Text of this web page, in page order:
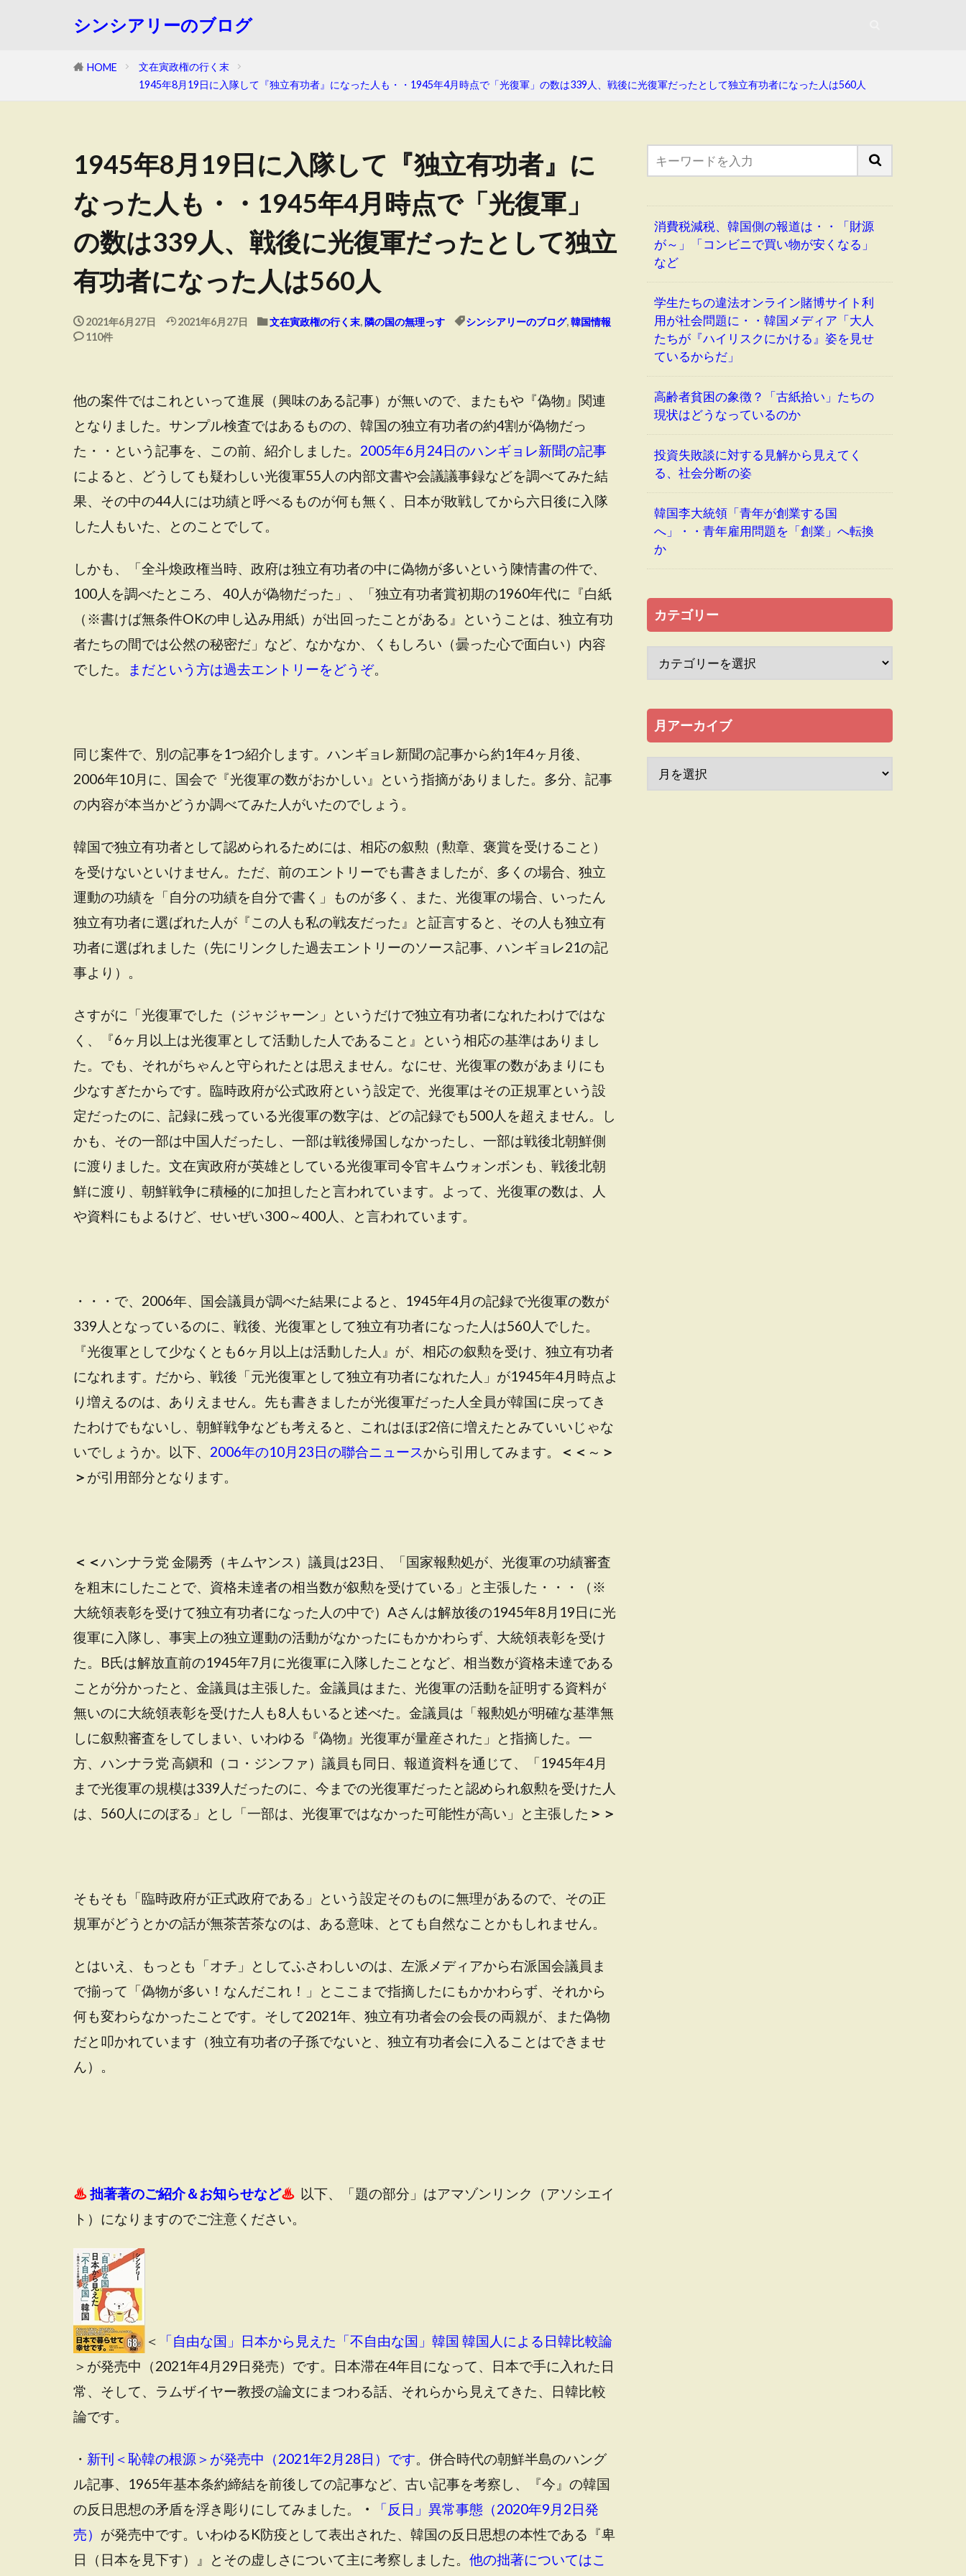
シンシアリーのブログ
HOME
文在寅政権の行く末
1945年8月19日に入隊して『独立有功者』になった人も・・1945年4月時点で「光復軍」の数は339人、戦後に光復軍だったとして独立有功者になった人は560人
1945年8月19日に入隊して『独立有功者』に
なった人も・・1945年4月時点で「光復軍」
の数は339人、戦後に光復軍だったとして独立
有功者になった人は560人
2021年6月27日 2021年6月27日 文在寅政権の行く末,隣の国の無理っす シンシアリーのブログ,韓国情報
110件
他の案件ではこれといって進展（興味のある記事）が無いので、またもや『偽物』関連
となりました。サンプル検査ではあるものの、韓国の独立有功者の約4割が偽物だっ
た・・という記事を、この前、紹介しました。 2005年6月24日のハンギョレ新聞の記事
によると、どうしても疑わしい光復軍55人の内部文書や会議議事録などを調べてみた結
果、その中の44人には功績と呼べるものが何も無く、日本が敗戦してから六日後に入隊
した人もいた、とのことでして。
しかも、「全斗煥政権当時、政府は独立有功者の中に偽物が多いという陳情書の件で、
100人を調べたところ、 40人が偽物だった」、「独立有功者賞初期の1960年代に『白紙
（※書けば無条件OKの申し込み用紙）が出回ったことがある』ということは、独立有功
者たちの間では公然の秘密だ」など、なかなか、くもしろい（曇った心で面白い）内容
でした。
まだという方は過去エントリーをどうぞ。
同じ案件で、別の記事を1つ紹介します。ハンギョレ新聞の記事から約1年4ヶ月後、
2006年10月に、国会で『光復軍の数がおかしい』という指摘がありました。多分、記事
の内容が本当かどうか調べてみた人がいたのでしょう。
韓国で独立有功者として認められるためには、相応の叙勲（勲章、褒賞を受けること）
を受けないといけません。ただ、前のエントリーでも書きましたが、多くの場合、独立
運動の功績を「自分の功績を自分で書く」ものが多く、また、光復軍の場合、いったん
独立有功者に選ばれた人が『この人も私の戦友だった』と証言すると、その人も独立有
功者に選ばれました（先にリンクした過去エントリーのソース記事、ハンギョレ21の記
事より）。
さすがに「光復軍でした（ジャジャーン」というだけで独立有功者になれたわけではな
く、『6ヶ月以上は光復軍として活動した人であること』という相応の基準はありまし
た。でも、それがちゃんと守られたとは思えません。なにせ、光復軍の数があまりにも
少なすぎたからです。臨時政府が公式政府という設定で、光復軍はその正規軍という設
定だったのに、記録に残っている光復軍の数字は、どの記録でも500人を超えません。し
かも、その一部は中国人だったし、一部は戦後帰国しなかったし、一部は戦後北朝鮮側
に渡りました。文在寅政府が英雄としている光復軍司令官キムウォンボンも、戦後北朝
鮮に渡り、朝鮮戦争に積極的に加担したと言われています。よって、光復軍の数は、人
や資料にもよるけど、せいぜい300～400人、と言われています。
・・・で、2006年、国会議員が調べた結果によると、1945年4月の記録で光復軍の数が
339人となっているのに、戦後、光復軍として独立有功者になった人は560人でした。
『光復軍として少なくとも6ヶ月以上は活動した人』が、相応の叙勲を受け、独立有功者
になれます。だから、戦後「元光復軍として独立有功者になれた人」が1945年4月時点よ
り増えるのは、ありえません。先も書きましたが光復軍だった人全員が韓国に戻ってき
たわけでもないし、朝鮮戦争なども考えると、これはほぼ2倍に増えたとみていいじゃな
いでしょうか。以下、 2006年の10月23日の聯合ニュースから引用してみます。 ＜＜ ～ ＞
＞ が引用部分となります。
＜＜ハンナラ党 金陽秀（キムヤンス）議員は23日、「国家報勲処が、光復軍の功績審査
を粗末にしたことで、資格未達者の相当数が叙勲を受けている」と主張した・・・（※
大統領表彰を受けて独立有功者になった人の中で）Aさんは解放後の1945年8月19日に光
復軍に入隊し、事実上の独立運動の活動がなかったにもかかわらず、大統領表彰を受け
た。B氏は解放直前の1945年7月に光復軍に入隊したことなど、相当数が資格未達である
ことが分かったと、金議員は主張した。金議員はまた、光復軍の活動を証明する資料が
無いのに大統領表彰を受けた人も8人もいると述べた。金議員は「報勲処が明確な基準無
しに叙勲審査をしてしまい、いわゆる『偽物』光復軍が量産された」と指摘した。一
方、ハンナラ党 高鎭和（コ・ジンファ）議員も同日、報道資料を通じて、「1945年4月
まで光復軍の規模は339人だったのに、今までの光復軍だったと認められ叙勲を受けた人
は、560人にのぼる」とし「一部は、光復軍ではなかった可能性が高い」と主張した ＞＞
そもそも「臨時政府が正式政府である」という設定そのものに無理があるので、その正
規軍がどうとかの話が無茶苦茶なのは、ある意味、とても自然なことかもしれません。
とはいえ、もっとも「オチ」としてふさわしいのは、左派メディアから右派国会議員ま
で揃って「偽物が多い！なんだこれ！」とここまで指摘したにもかかわらず、それから
何も変わらなかったことです。そして2021年、独立有功者会の会長の両親が、また偽物
だと叩かれています（独立有功者の子孫でないと、独立有功者会に入ることはできませ
ん）。
♨拙著著のご紹介＆お知らせなど♨ 以下、「題の部分」はアマゾンリンク（アソシエイ
ト）になりますのでご注意ください。
＜
「自由な国」日本から見えた「不自由な国」韓国 韓国人による日韓比較論
＞が発売中（2021年4月29日発売）です。日本滞在4年目になって、日本で手に入れた日
常、そして、ラムザイヤー教授の論文にまつわる話、それらから見えてきた、日韓比較
論です。
・ 新刊＜恥韓の根源＞が発売中（2021年2月28日）です。併合時代の朝鮮半島のハング
ル記事、1965年基本条約締結を前後しての記事など、古い記事を考察し、『今』の韓国
の反日思想の矛盾を浮き彫りにしてみました。
・
「反日」異常事態（2020年9月2日発
売） が発売中です。いわゆるK防疫として表出された、韓国の反日思想の本性である『卑
日（日本を見下す）』とその虚しさについて主に考察しました。 他の拙著についてはこ
消費税減税、韓国側の報道は・・「財源
が～」「コンビニで買い物が安くなる」
など
学生たちの違法オンライン賭博サイト利
用が社会問題に・・韓国メディア「大人
たちが『ハイリスクにかける』姿を見せ
ているからだ」
高齢者貧困の象徴？「古紙拾い」たちの
現状はどうなっているのか
投資失敗談に対する見解から見えてく
る、社会分断の姿
韓国李大統領「青年が創業する国
へ」・・青年雇用問題を「創業」へ転換
か
カテゴリー
月アーカイブ